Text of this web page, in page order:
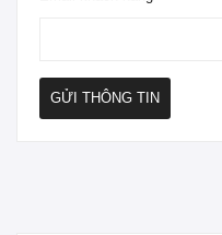
GỬI THÔNG TIN